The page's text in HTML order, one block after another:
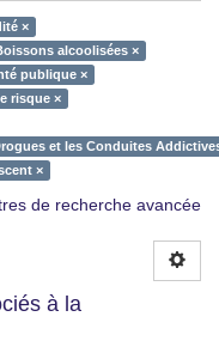
×
alcoolisées ×
publique ×
risque ×
et les Conduites
×
de recherche avancée
à la